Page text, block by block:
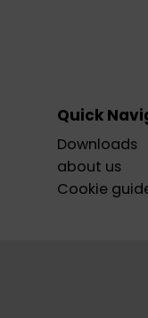
Quick
Downloads
about us
Cookie